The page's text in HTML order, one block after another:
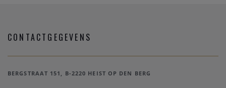
CONTACTGEGEVENS
BERGSTRAAT 151, B-2220 HEIST OP DEN BERG